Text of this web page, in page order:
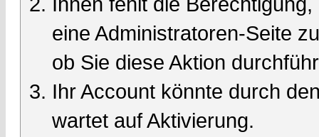
eine Administratoren-Seite
ob Sie diese Aktion
Ihr Account könnte durch
wartet auf Aktivierung.